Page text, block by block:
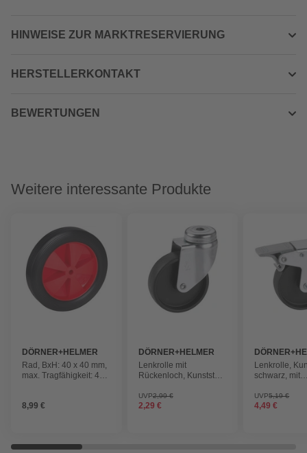
HINWEISE ZUR MARKTRESERVIERUNG
HERSTELLERKONTAKT
BEWERTUNGEN
Weitere interessante Produkte
DÖRNER+HELMER
Rad, BxH: 40 x 40 mm,
max. Tragfähigkeit: 40
8,99 €
DÖRNER+HELMER
Lenkrolle mit
Rückenloch, Kunststoff,
UVP2,99 €
2,29 €
Lenkrolle,
schwarz, mit
UVP5,19 €
4,49 €